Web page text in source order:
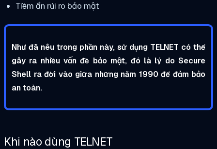
Tiềm ẩn rủi ro bảo mật
Như đã nêu trong phần này, sử dụng TELNET có thể
gây ra nhiều vấn đề bảo mật, đó là lý do Secure
Shell ra đời vào giữa những năm 1990 để đảm bảo
an toàn.
Khi nào dùng TELNET